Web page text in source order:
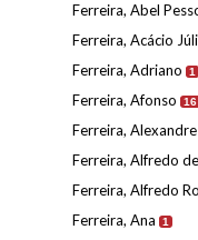
Ferreira, Abel
Ferreira, Acácio
Ferreira, Adriano 1
Ferreira, Afonso 16
Ferreira, Alexandre
Ferreira, Alfredo
Ferreira, Alfredo
Ferreira, Ana 1